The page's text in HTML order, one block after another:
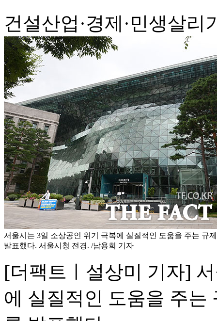
건설산업·경제·민생살리
서울시는 3일 소상공인 위기 극복에 실질적인 도움을 주는 규
발표했다. 서울시청 전경. /남용희 기자
[더팩트ㅣ설상미 기자]
에 실질적인 도움을 주는